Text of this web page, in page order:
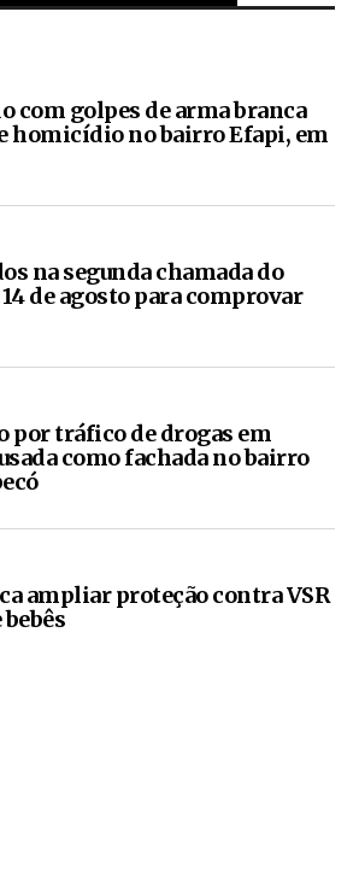
com golpes de arma branca
homicídio no bairro Efapi, em
na segunda chamada do
de agosto para comprovar
por tráfico de drogas em
como fachada no bairro
ampliar proteção contra VSR